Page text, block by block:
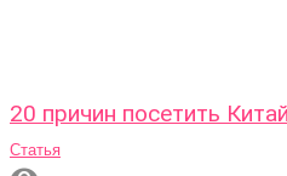
20 причин посетить Китай
Статья